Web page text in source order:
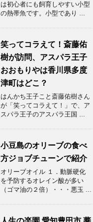
は初心者にも飼育しやすい小型
の熱帯魚です。小型であり ...
笑ってコラえて！斎藤佑
樹が訪問、アスパラ王子
おおもりやは香川県多度
津町はどこ？
はんかち王子こと斎藤佑樹さん
が「笑ってコラえて！」で、ア
スパラ王子のアスパラ王国 ...
小豆島のオリーブの食べ
方ジョブチューンで紹介
オリーブオイル １．動脈硬化
を予防するオレイン酸が多い
（ゴマ油の２倍）・・・悪玉 ...